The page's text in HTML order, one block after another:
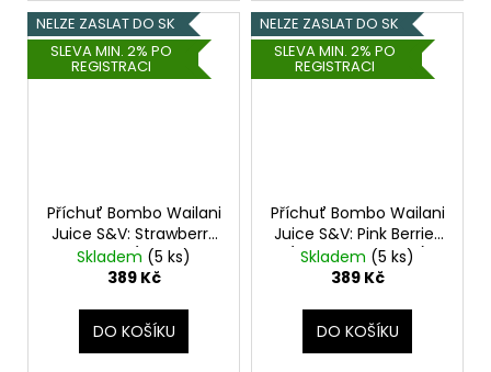
NELZE ZASLAT DO SK
SLEVA MIN. 2% PO
REGISTRACI
Příchuť Bombo Wailani
Juice S&V: Strawberry
and Pear (Jahoda s
hruškou) 15ml
Skladem (5 ks)
389 Kč
DO KOŠÍKU
NELZE ZASLAT DO SK
SLEVA MIN. 2% PO
REGISTRACI
Příchuť Bombo Wailani
Juice S&V: Pink Berries
(Bobulovitá směs)
15ml
Skladem (5 ks)
389 Kč
DO KOŠÍKU